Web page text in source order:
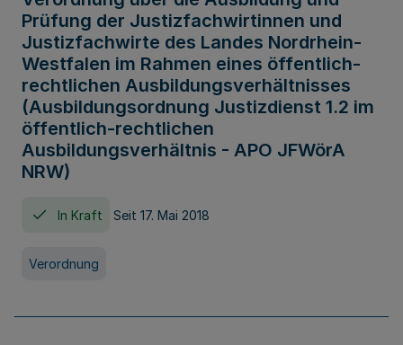
Prüfung der Justizfachwirtinnen und
Justizfachwirte des Landes Nordrhein-
Westfalen im Rahmen eines öffentlich-
rechtlichen Ausbildungsverhältnisses
(Ausbildungsordnung Justizdienst 1.2 im
öffentlich-rechtlichen
Ausbildungsverhältnis - APO JFWörA
NRW)
In Kraft Seit 17. Mai 2018
Verordnung